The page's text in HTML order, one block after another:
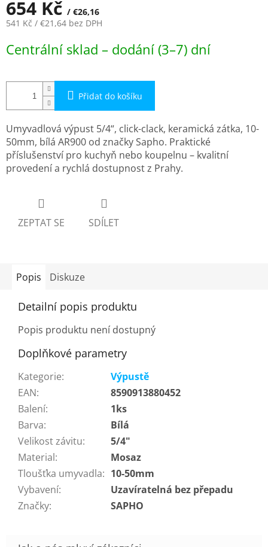
654 Kč / €26,16
541 Kč / €21,64 bez DPH
cena:
Centrální sklad – dodání (3–7) dní
Přidat do košíku
Umyvadlová výpust 5/4“, click-clack, keramická zátka, 10-
50mm, bílá AR900 od značky Sapho. Praktické
příslušenství pro kuchyň nebo koupelnu – kvalitní
provedení a rychlá dostupnost z Prahy.
ZEPTAT SE SDÍLET
Popis Diskuze
Detailní popis produktu
Popis produktu není dostupný
Doplňkové parametry
Kategorie:
Výpustě
EAN:
8590913880452
Balení:
1ks
Barva:
Bílá
Velikost závitu:
5/4"
Material:
Mosaz
Tloušťka umyvadla: 10-50mm
Vybavení:
Uzavíratelná bez přepadu
Značky: SAPHO